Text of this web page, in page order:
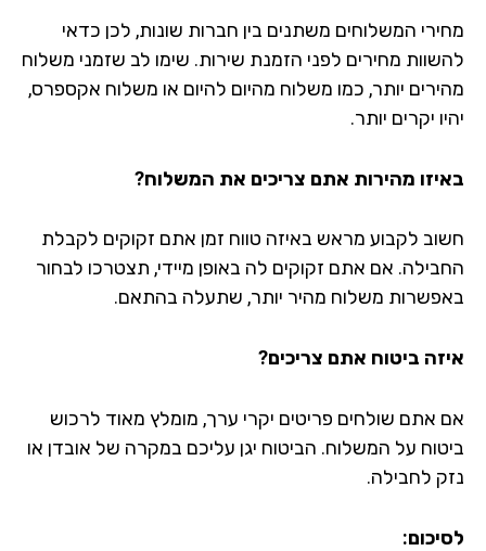
המשלוחים משתנים בין חברות שונות, לכן כדאי
מחירים לפני הזמנת שירות. שימו לב שזמני משלוח
יותר, כמו משלוח מהיום להיום או משלוח אקספרס,
יקרים יותר.
מהירות אתם צריכים את המשלוח?
לקבוע מראש באיזה טווח זמן אתם זקוקים לקבלת
אם אתם זקוקים לה באופן מיידי, תצטרכו לבחור
משלוח מהיר יותר, שתעלה בהתאם.
ביטוח אתם צריכים?
אתם שולחים פריטים יקרי ערך, מומלץ מאוד לרכוש
על המשלוח. הביטוח יגן עליכם במקרה של אובדן או
לחבילה.